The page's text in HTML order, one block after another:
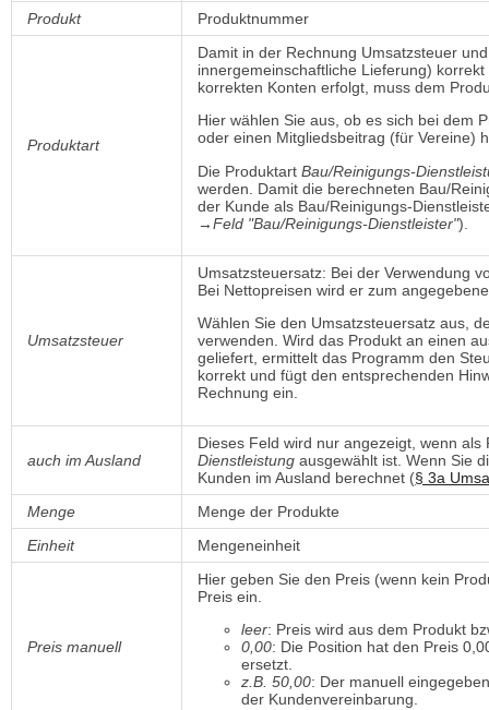
Produkt Produktnummer
Produktart
Damit in der Rechnung Umsatzsteuer
innergemeinschaftliche Lieferung)
korrekten Konten erfolgt, muss dem
Hier wählen Sie aus, ob es sich bei dem
oder einen Mitgliedsbeitrag (für Vereine)
Die ProduktartBau/Reinigungs-
werden. Damit die berechneten Bau/
der Kunde als Bau/Reinigungs-
→Feld "Bau/Reinigungs-Dienstleister").
Umsatzsteuer
Umsatzsteuersatz: Bei der Verwendung
Bei Nettopreisen wird er zum
Wählen Sie den Umsatzsteuersatz aus,
verwenden. Wird das Produkt an einen
geliefert, ermittelt das Programm den
korrekt und fügt den entsprechenden
Rechnung ein.
auch im Ausland
Dieses Feld wird nur angezeigt, wenn
Dienstleistung ausgewählt ist. Wenn Sie
Kunden im Ausland berechnet (§ 3a
Menge
Menge der Produkte
Einheit
Mengeneinheit
Preis manuell
Hier geben Sie den Preis (wenn kein
Preis ein.
leer: Preis wird aus dem Produkt
0,00: Die Position hat den Preis
ersetzt.
z.B. 50,00: Der manuell
der Kundenvereinbarung.